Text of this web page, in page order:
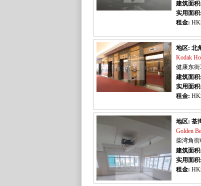
建筑面积:
实用面积:
租金:
地区: 北
Kodak
健康东街
建筑面积:
实用面积:
租金:
地区: 荃
Golden
柴湾角街
建筑面积:
实用面积:
租金: